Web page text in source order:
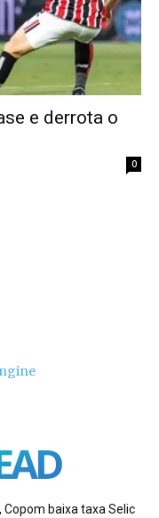
e derrota o
0
Copom baixa taxa Selic